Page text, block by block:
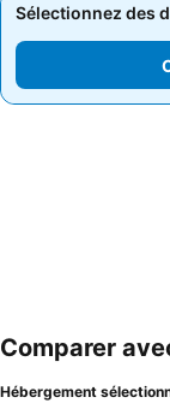
Sélectionnez des
Sélectionnez des
Comparer
Hébergement